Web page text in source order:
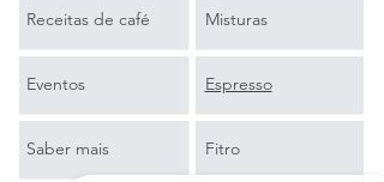
Receitas de café
Eventos
Saber mais
Misturas
Espresso
Fitro